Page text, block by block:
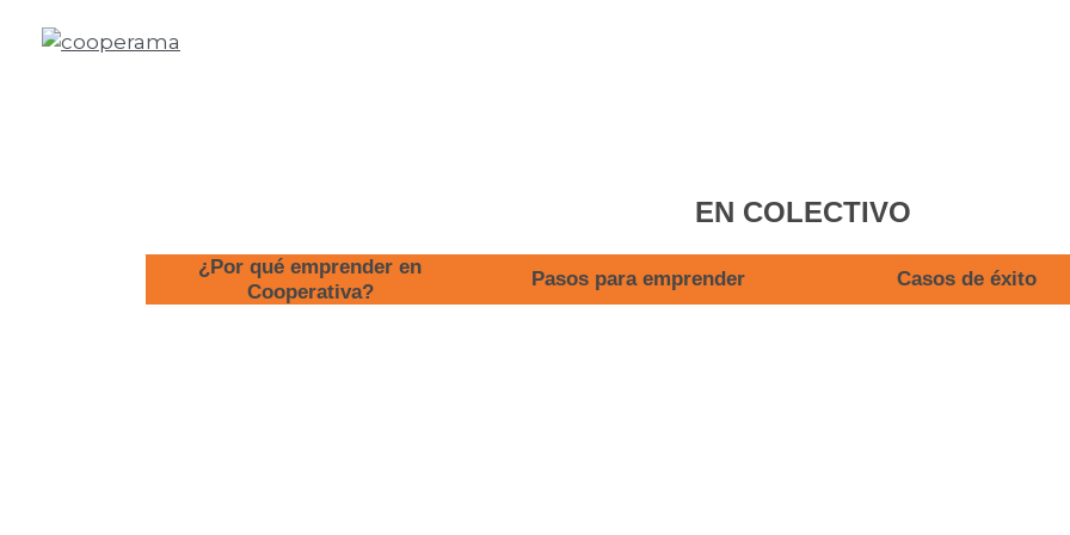
EN COLECTIVO
¿Por qué emprender en
Cooperativa?
Pasos para emprender Casos de éxito